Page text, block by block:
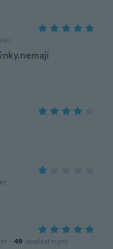
· 49 opplastinger